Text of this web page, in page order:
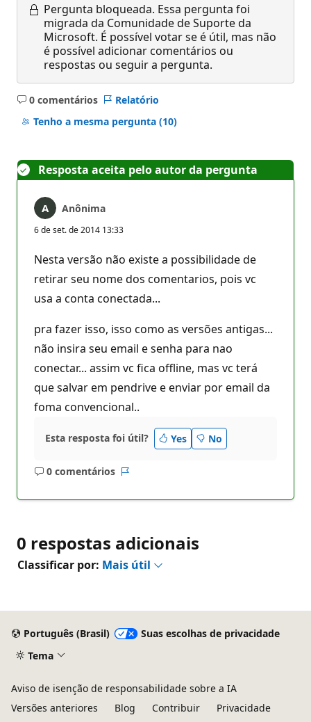
Pergunta bloqueada. Essa pergunta foi
migrada da Comunidade de Suporte da
Microsoft. É possível votar se é útil, mas não
é possível adicionar comentários ou
respostas ou seguir a pergunta.
0 comentários
Sem
comentários
Relatório
Tenho a mesma pergunta (10)
Resposta aceita pelo autor da pergunta
Anônima
6 de set. de 2014 13:33
Nesta versão não existe a possibilidade de
retirar seu nome dos comentarios, pois vc
usa a conta conectada...
pra fazer isso, isso como as versões antigas...
não insira seu email e senha para nao
conectar... assim vc fica offline, mas vc terá
que salvar em pendrive e enviar por email da
foma convencional..
Esta resposta foi útil? Yes No
0 comentários
Sem
0 respostas adicionais
Classificar por: Mais útil
Português (Brasil)
Suas escolhas de privacidade
Tema
Aviso de isenção de responsabilidade sobre a IA
Versões anteriores
Blog Contribuir
Privacidade